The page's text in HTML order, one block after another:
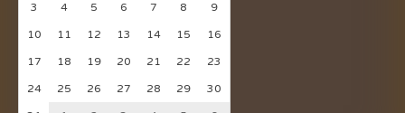
3 4 5 6 7 8 9
10 11 12 13 14 15 16
17 18 19 20 21 22 23
24 25 26 27 28 29 30